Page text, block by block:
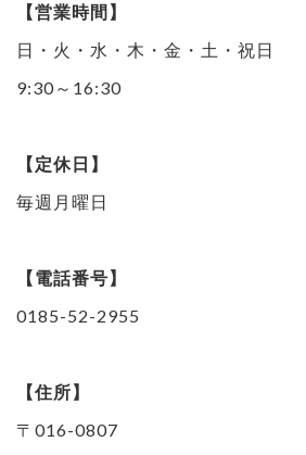
【営業時間】
日・火・水・木・金・土・祝日
9:30～16:30
【定休日】
毎週月曜日
【電話番号】
0185-52-2955
【住所】
〒016-0807